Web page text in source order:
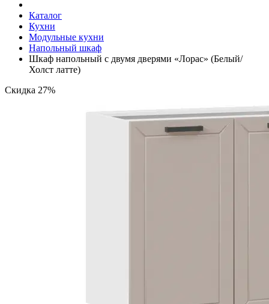
Каталог
Кухни
Модульные кухни
Напольный шкаф
Шкаф напольный с двумя дверями «Лорас» (Белый/
Холст латте)
Скидка 27%